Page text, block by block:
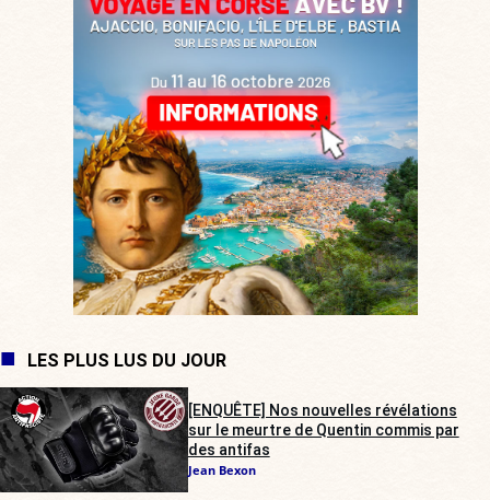
LES PLUS LUS DU JOUR
[ENQUÊTE] Nos nouvelles révélations
sur le meurtre de Quentin commis par
des antifas
Jean Bexon